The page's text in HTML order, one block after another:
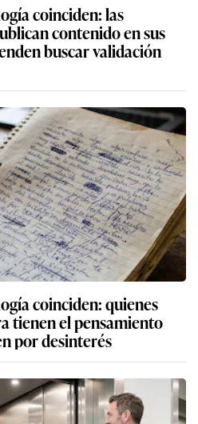
coinciden: las
contenido en sus
buscar validación
coinciden: quienes
tienen el pensamiento
por desinterés